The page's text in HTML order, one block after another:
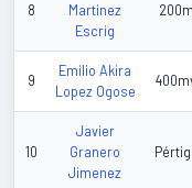
8
Martinez
Escrig
200m
9
Emilio Akira
Lopez Ogose
10
Javier
Granero
Jimenez